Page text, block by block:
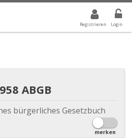
Registrieren Login
WERT IST ALLE
ABGB
bürgerliches Gesetzbuch
merken